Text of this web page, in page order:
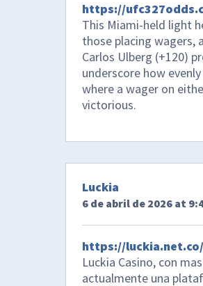
https://
This Miami-held light
those placing
Carlos Ulberg (+120)
underscore how
where a wager on
victorious.
Luckia
6 de abril de 2026 at
https://luckia.net.co/
Luckia Casino, con
actualmente una